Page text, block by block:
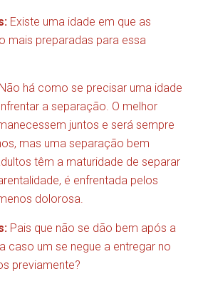
Existe uma idade em que as
mais preparadas para essa
Não há como se precisar uma idade
a separação. O melhor
juntos e será sempre
mas uma separação bem
têm a maturidade de separar
é enfrentada pelos
dolorosa.
Pais que não se dão bem após a
caso um se negue a entregar no
previamente?